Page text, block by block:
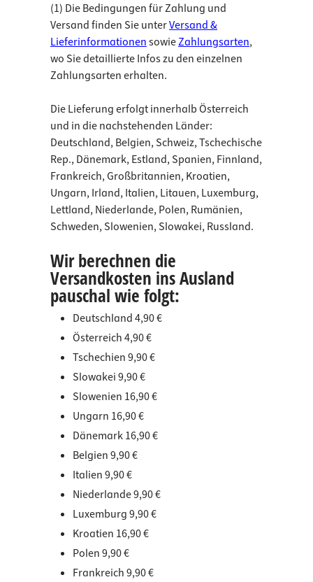
(1) Die Bedingungen für Zahlung und
Versand finden Sie unterVersand &
LieferinformationensowieZahlungsarten,
wo Sie detaillierte Infos zu den einzelnen
Zahlungsarten erhalten.
Die Lieferung erfolgt innerhalb Österreich
und in die nachstehenden Länder:
Deutschland, Belgien, Schweiz, Tschechische
Rep., Dänemark, Estland, Spanien, Finnland,
Frankreich, Großbritannien, Kroatien,
Ungarn, Irland, Italien, Litauen, Luxemburg,
Lettland, Niederlande, Polen, Rumänien,
Schweden, Slowenien, Slowakei, Russland.
Wir berechnen die
Versandkosten ins Ausland
pauschal wie folgt:
Deutschland 4,90 €
Österreich 4,90 €
Tschechien 9,90 €
Slowakei 9,90 €
Slowenien 16,90 €
Ungarn 16,90 €
Dänemark 16,90 €
Belgien 9,90 €
Italien 9,90 €
Niederlande 9,90 €
Luxemburg 9,90 €
Kroatien 16,90 €
Polen 9,90 €
Frankreich 9,90 €